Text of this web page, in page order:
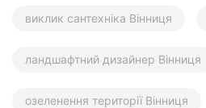
виклик сантехніка Вінниця
ландшафтний дизайнер Вінниця
озеленення території Вінниця